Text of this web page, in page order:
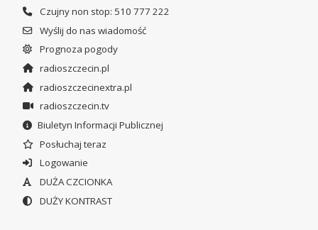
Czujny non stop: 510 777 222
Wyślij do nas wiadomość
Prognoza pogody
radioszczecin.pl
radioszczecinextra.pl
radioszczecin.tv
Biuletyn Informacji Publicznej
Posłuchaj teraz
Logowanie
DUŻA CZCIONKA
DUŻY KONTRAST